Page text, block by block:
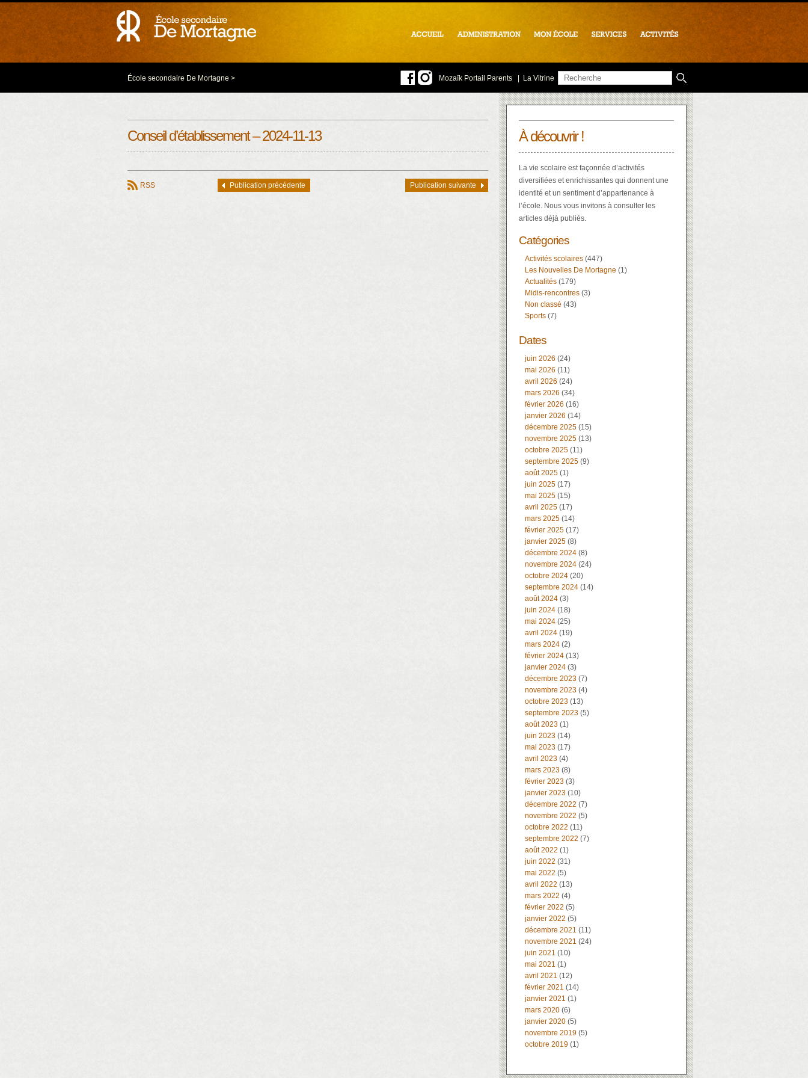
École secondaire De Mortagne > Mozaïk Portail Parents La Vitrine
Conseil d’établissement – 2024-11-13
RSS Publication précédente Publication suivante
À découvrir !
La vie scolaire est façonnée d’activités
diversifiées et enrichissantes qui donnent une
identité et un sentiment d’appartenance à
l’école. Nous vous invitons à consulter les
articles déjà publiés.
Catégories
Activités scolaires (447)
Les Nouvelles De Mortagne (1)
Actualités (179)
Midis-rencontres (3)
Non classé (43)
Sports (7)
Dates
juin 2026 (24)
mai 2026 (11)
avril 2026 (24)
mars 2026 (34)
février 2026 (16)
janvier 2026 (14)
décembre 2025 (15)
novembre 2025 (13)
octobre 2025 (11)
septembre 2025 (9)
août 2025 (1)
juin 2025 (17)
mai 2025 (15)
avril 2025 (17)
mars 2025 (14)
février 2025 (17)
janvier 2025 (8)
décembre 2024 (8)
novembre 2024 (24)
octobre 2024 (20)
septembre 2024 (14)
août 2024 (3)
juin 2024 (18)
mai 2024 (25)
avril 2024 (19)
mars 2024 (2)
février 2024 (13)
janvier 2024 (3)
décembre 2023 (7)
novembre 2023 (4)
octobre 2023 (13)
septembre 2023 (5)
août 2023 (1)
juin 2023 (14)
mai 2023 (17)
avril 2023 (4)
mars 2023 (8)
février 2023 (3)
janvier 2023 (10)
décembre 2022 (7)
novembre 2022 (5)
octobre 2022 (11)
septembre 2022 (7)
août 2022 (1)
juin 2022 (31)
mai 2022 (5)
avril 2022 (13)
mars 2022 (4)
février 2022 (5)
janvier 2022 (5)
décembre 2021 (11)
novembre 2021 (24)
juin 2021 (10)
mai 2021 (1)
avril 2021 (12)
février 2021 (14)
janvier 2021 (1)
mars 2020 (6)
janvier 2020 (5)
novembre 2019 (5)
octobre 2019 (1)